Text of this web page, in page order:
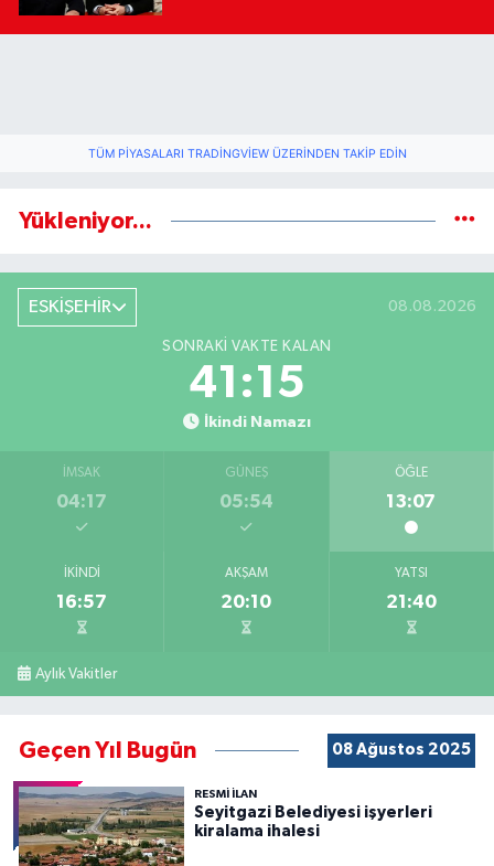
TÜM PIYASALARI TRADINGVIEW ÜZERINDEN TAKIP EDIN
Yükleniyor...
ESKİŞEHİR 08.08.2026
SONRAKI VAKTE KALAN
41:14
İkindi Namazı
İMSAK
04:17
GÜNEŞ
05:54
ÖĞLE
13:07
İKINDI
16:57
AKŞAM
20:10
YATSI
21:40
Aylık Vakitler
Geçen Yıl Bugün 08 Ağustos 2025
RESMİ İLAN
Seyitgazi Belediyesi işyerleri
kiralama ihalesi